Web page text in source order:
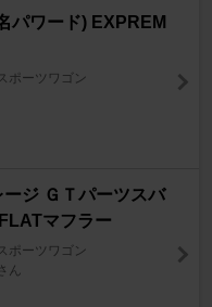
パワード) EXPREM
ポーツワゴン
ージ ＧＴパーツスバ
マフラー
ポーツワゴン
ん